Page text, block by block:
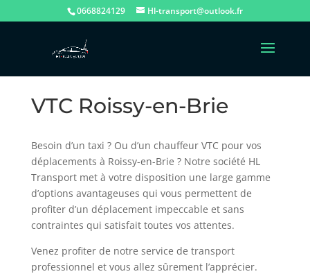
0668824129 Hl-transport@outlook.fr
VTC Roissy-en-Brie
Besoin d’un taxi ? Ou d’un chauffeur VTC pour vos
déplacements à Roissy-en-Brie ? Notre société HL
Transport met à votre disposition une large gamme
d’options avantageuses qui vous permettent de
profiter d’un déplacement impeccable et sans
contraintes qui satisfait toutes vos attentes.
Venez profiter de notre service de transport
professionnel et vous allez sûrement l’apprécier.